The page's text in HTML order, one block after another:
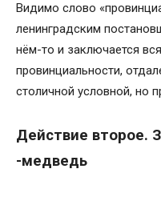
Видимо слово
ленинградским
нём-то и заключается
провинциальности,
столичной условной, но
Действие второе.
-медведь